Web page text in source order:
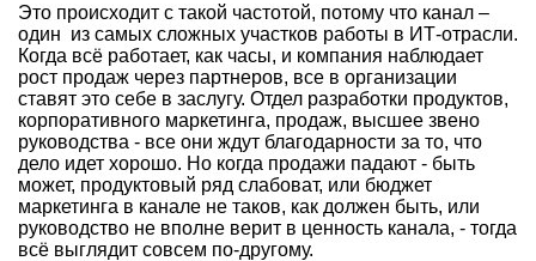
Это происходит с такой частотой, потому что канал –
один из самых сложных участков работы в ИТ-отрасли.
Когда всё работает, как часы, и компания наблюдает
рост продаж через партнеров, все в организации
ставят это себе в заслугу. Отдел разработки продуктов,
корпоративного маркетинга, продаж, высшее звено
руководства - все они ждут благодарности за то, что
дело идет хорошо. Но когда продажи падают - быть
может, продуктовый ряд слабоват, или бюджет
маркетинга в канале не таков, как должен быть, или
руководство не вполне верит в ценность канала, - тогда
всё выглядит совсем по-другому.